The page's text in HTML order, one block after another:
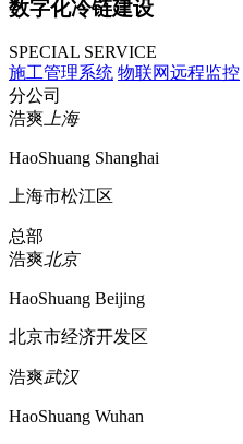
数字化冷链建设
SPECIAL SERVICE
施工管理系统 物联网远程监控
分公司
浩爽上海
HaoShuang Shanghai
上海市松江区
总部
浩爽北京
HaoShuang Beijing
北京市经济开发区
浩爽武汉
HaoShuang Wuhan